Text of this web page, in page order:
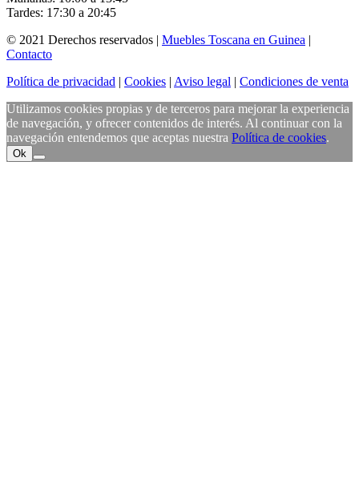
Tardes: 17:30 a 20:45
© 2021 Derechos reservados | Muebles Toscana en Guinea |
Contacto
Política de privacidad | Cookies | Aviso legal | Condiciones de venta
Utilizamos cookies propias y de terceros para mejorar la experiencia
de navegación, y ofrecer contenidos de interés. Al continuar con la
navegación entendemos que aceptas nuestra Política de cookies.
Ok